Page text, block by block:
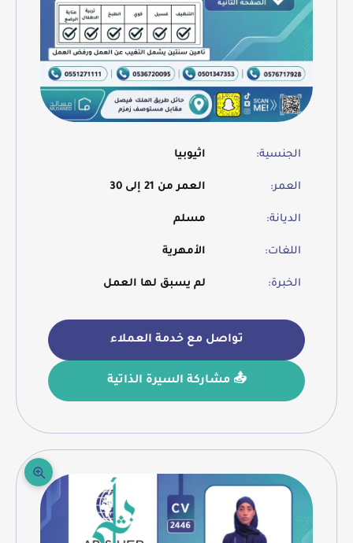
الجنسية: اثيوبيا
العمر: العمر من 21 إلى 30
الديانة: مسلم
اللغات: الأمهرية
الخبرة: لم يسبق لها العمل
تواصل مع خدمة العملاء
📤 مشاركة السيرة الذاتية